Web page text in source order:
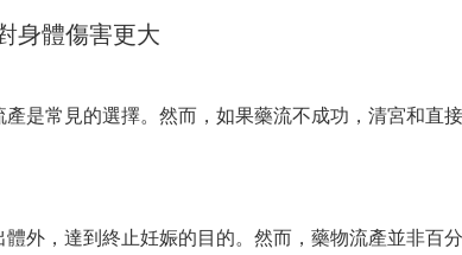
身體傷害更大
產是常見的選擇。然而，如果藥流不成功，清宮和直
外，達到終止妊娠的目的。然而，藥物流產並非百